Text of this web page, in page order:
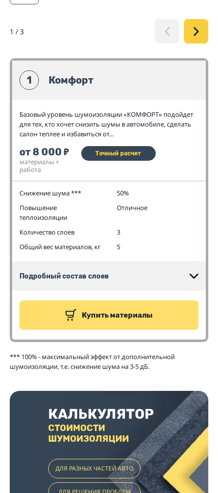
1 / 3
1 Комфорт
Базовый уровень шумоизоляции «КОМФОРТ» подойдет
для тех, кто хочет снизить шумы в автомобиле, сделать
салон теплее и избавиться от...
от 8 000 ₽
материалы +
работа
Точный расчет
Снижение шума ***
50%
Повышение
теплоизоляции
Отличное
Количество слоев
3
Общий вес материалов, кг
5
Подробный состав слоев
Купить материалы
*** 100% - максимальный эффект от дополнительной
шумоизоляции, т.е. снижение шума на 3-5 дБ.
КАЛЬКУЛЯТОР
СТОИМОСТИ
ШУМОИЗОЛЯЦИИ
ДЛЯ РАЗНЫХ ЧАСТЕЙ АВТО